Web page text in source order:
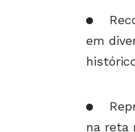
em
na reta